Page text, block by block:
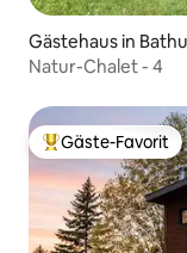
Gästehaus in
Natur-Chalet - 4
Beliebter Gäste-
Gäste-Favorit